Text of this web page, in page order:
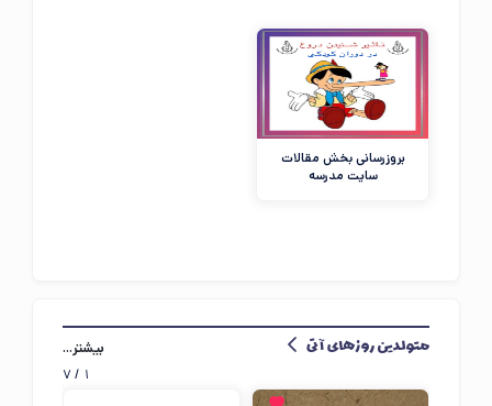
در حال جمع‌وجور کردن اطلاعات...
بروزرسانی بخش مقالات
سایت مدرسه
متولدین روزهای آتی بیشتر...
1
/
7